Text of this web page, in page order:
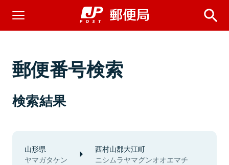
郵便番号検索
検索結果
山形県
ヤマガタケン
西村山郡大江町
ニシムラヤマグンオオエマチ